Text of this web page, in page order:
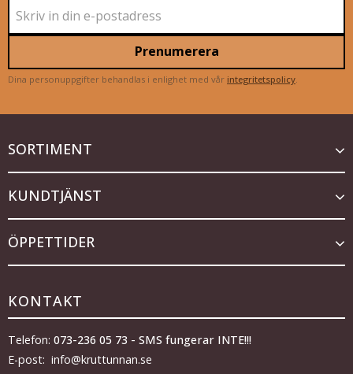
Prenumerera
Dina personuppgifter behandlas i enlighet med vår integritetspolicy
SORTIMENT
KUNDTJÄNST
ÖPPETTIDER
KONTAKT
Telefon: 073-236 05 73 - SMS fungerar INTE!!!
E-post: info@kruttunnan.se